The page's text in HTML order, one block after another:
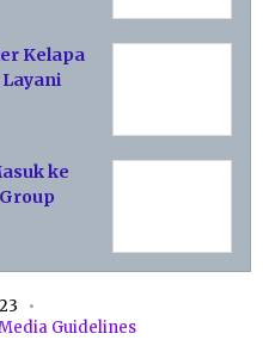
Kelapa
ke
Guidelines